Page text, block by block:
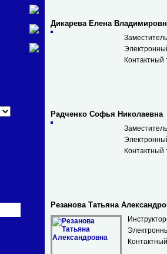
Дикарева Елена
Радченко Софья Николаевна
Резанова Татьяна